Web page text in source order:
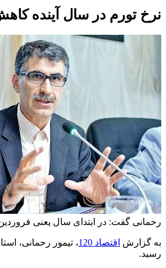
نرخ تورم در سال آینده
رحمانی گفت: در ابتدای سال یعنی فروردین‌ماه ۱۴۰۲ نرخ تورم نقطه به نقطه ۵۵.۵ درصد بود، در بهمن‌ماه سال جاری این عدد به
به گزارش اقتصاد 120
رسید.